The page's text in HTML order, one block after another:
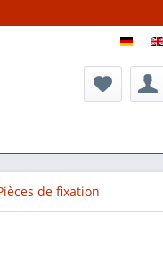
de fixation